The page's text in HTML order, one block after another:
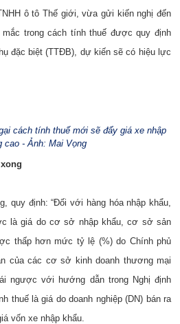
ô tô Thế giới, vừa gửi kiến nghị đến
trong cách tính thuế được quy định
đặc biệt (TTĐB), dự kiến sẽ có hiệu lực
cách tính thuế mới sẽ đẩy giá xe nhập
cao - Ảnh: Mai Vọng
quy định: “Đối với hàng hóa nhập khẩu,
là giá do cơ sở nhập khẩu, cơ sở sản
thấp hơn mức tỷ lệ (%) do Chính phủ
của các cơ sở kinh doanh thương mại
ngược với hướng dẫn trong Nghị định
thuế là giá do doanh nghiệp (DN) bán ra
vốn xe nhập khẩu.